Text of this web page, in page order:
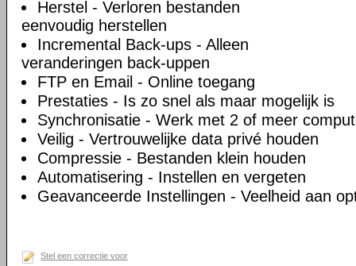
Herstel - Verloren bestanden
eenvoudig herstellen
Incremental Back-ups - Alleen
veranderingen back-uppen
FTP en Email - Online toegang
Prestaties - Is zo snel als maar mogelijk is
Synchronisatie - Werk met 2 of meer
Veilig - Vertrouwelijke data privé houden
Compressie - Bestanden klein houden
Automatisering - Instellen en vergeten
Geavanceerde Instellingen - Veelheid aan
Stel een correctie voor